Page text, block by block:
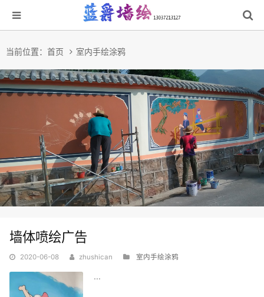
当前位置： 首页 室内手绘涂鸦
墙体喷绘广告
2020-06-08 zhushican 室内手绘涂鸦
...